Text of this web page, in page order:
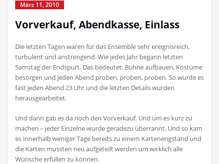
März 11, 2010
Vorverkauf, Abendkasse, Einlass
Die letzten Tagen waren für das Ensemble sehr ereignisreich,
turbulent und anstrengend. Wie jedes Jahr begann letzten
Samstag der Endspurt. Das bedeutet: Bühne aufbauen, Kostüme
besorgen und jeden Abend proben, proben, proben. So wurde es
fast jeden Abend 23 Uhr und die letzten Details wurden
herausgearbeitet.
Und dann gab es da noch den Vorverkauf. Und um es kurz zu
machen – jeder Einzelne wurde geradezu überrannt. Und so kam
es innerhalb weniger Tage bereits zu einem Kartenengstand und
die Karten mussten neu aufgeteilt werden um wirklich alle
Wünsche erfüllen zu können.